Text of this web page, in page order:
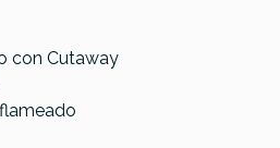
con Cutaway